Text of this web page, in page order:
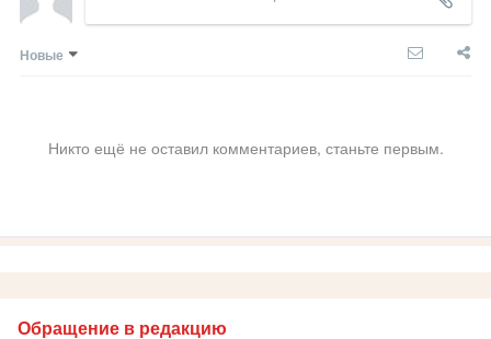
Новые
Никто ещё не оставил комментариев, станьте первым.
Обращение в редакцию